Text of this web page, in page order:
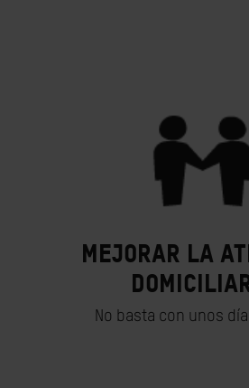
Mejorar la
No basta con unos